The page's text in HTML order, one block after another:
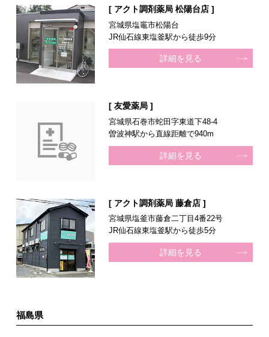
[ アクト調剤薬局 松陽台店 ]
宮城県塩竈市松陽台
JR仙石線東塩釜駅から徒歩9分
詳細を見る
[ 友愛薬局 ]
宮城県石巻市蛇田字東道下48-4
曽波神駅から直線距離で940m
詳細を見る
[ アクト調剤薬局 藤倉店 ]
宮城県塩釜市藤倉二丁目4番22号
JR仙石線東塩釜駅から徒歩5分
詳細を見る
福島県